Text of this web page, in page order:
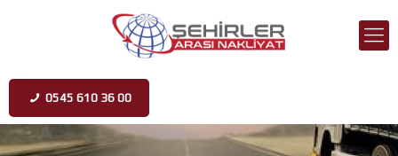
0545 610 36 00